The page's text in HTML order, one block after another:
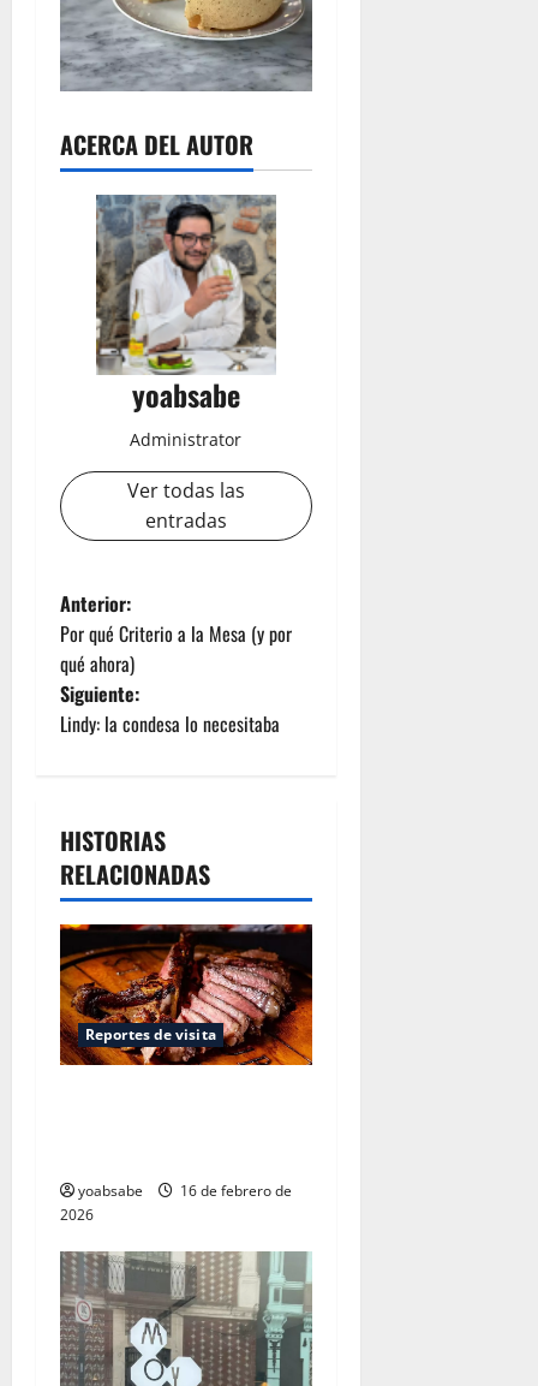
ACERCA DEL AUTOR
yoabsabe
Administrator
Ver todas las
entradas
Anterior:
Por qué Criterio a la Mesa (y por
qué ahora)
Siguiente:
Lindy: la condesa lo necesitaba
HISTORIAS
RELACIONADAS
Reportes de visita
yoabsabe
16 de febrero de
2026